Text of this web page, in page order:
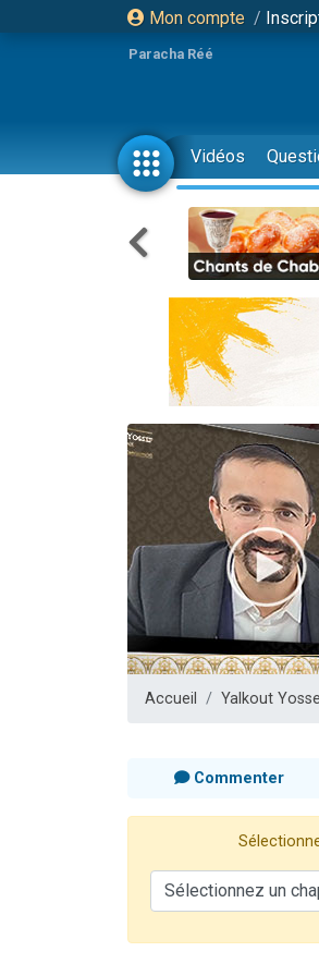
Mon compte /
Paracha Réé
Vidéos
Accueil Yalkout
Commenter